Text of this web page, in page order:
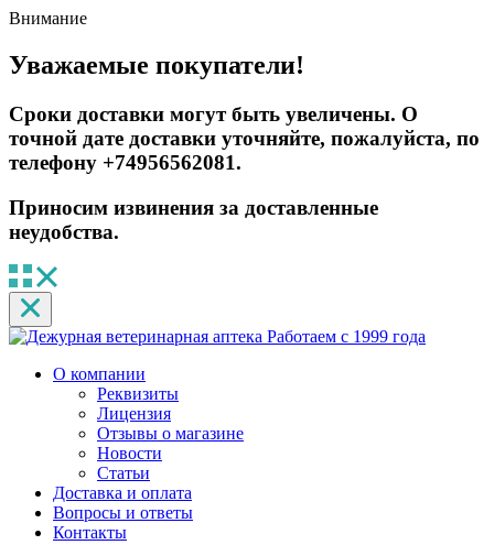
Внимание
Уважаемые покупатели!
Сроки доставки могут быть увеличены. О
точной дате доставки уточняйте, пожалуйста, по
телефону +74956562081.
Приносим извинения за доставленные
неудобства.
Работаем с 1999 года
О компании
Реквизиты
Лицензия
Отзывы о магазине
Новости
Статьи
Доставка и оплата
Вопросы и ответы
Контакты